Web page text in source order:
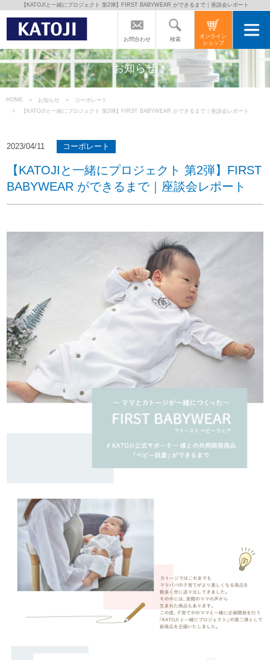
トップページ
カトージの商品
よくあるご質問
会社案内
お問い合わせ
チャイルドシートユーザー登録
ママコラボ
KATOJI TV
プライバシーポリシー
サイトマップ
オフィシャルFacebook
お問合わせ 検索
オンライン
ショップ
【KATOJIと一緒にプロジェクト 第2弾】FIRST BABYWEAR ができるまで｜座談会レポート
お知らせ
HOME お知らせ
コーポレート
【KATOJIと一緒にプロジェクト 第2弾】FIRST BABYWEAR ができるまで｜座談会レポート
2023/04/11 コーポレート
【KATOJIと一緒にプロジェクト 第2弾】FIRST
BABYWEAR ができるまで｜座談会レポート